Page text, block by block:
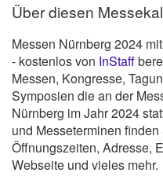
Über diesen
Messen Nürnberg 2024
- kostenlos von InStaff
Messen, Kongresse,
Symposien die an der
Nürnberg im Jahr 2024
und Messeterminen
Öffnungszeiten, Adresse,
Webseite und vieles mehr.